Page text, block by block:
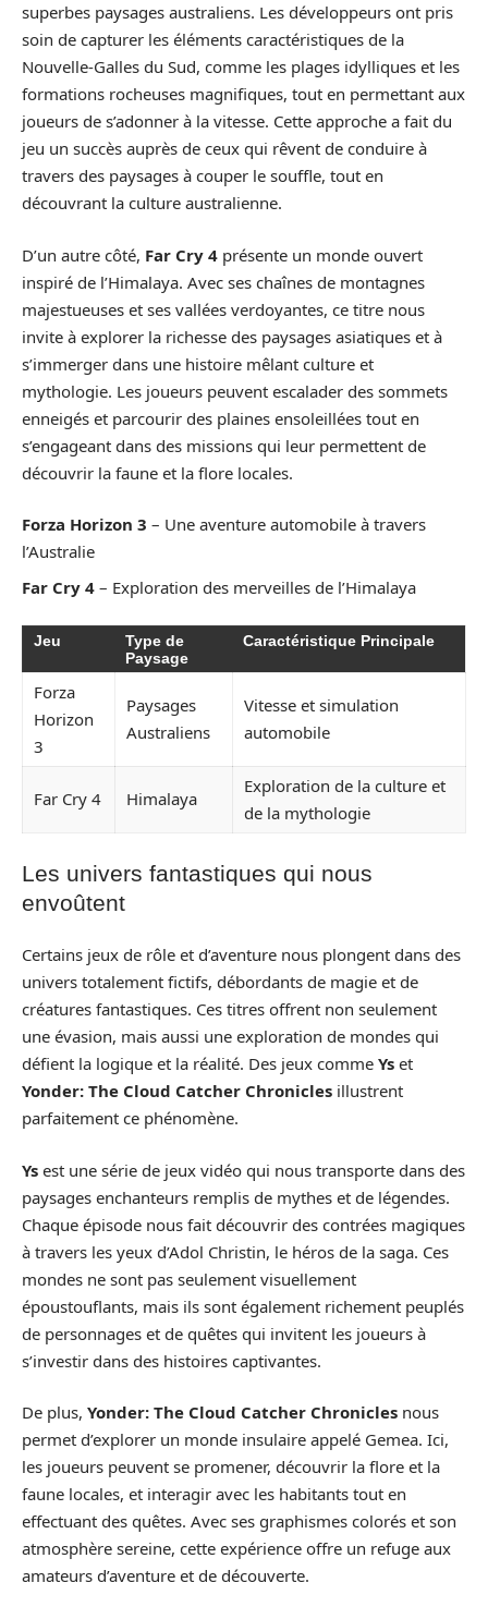
superbes paysages australiens. Les développeurs ont pris
soin de capturer les éléments caractéristiques de la
Nouvelle-Galles du Sud, comme les plages idylliques et les
formations rocheuses magnifiques, tout en permettant aux
joueurs de s’adonner à la vitesse. Cette approche a fait du
jeu un succès auprès de ceux qui rêvent de conduire à
travers des paysages à couper le souffle, tout en
découvrant la culture australienne.
D’un autre côté, Far Cry 4 présente un monde ouvert
inspiré de l’Himalaya. Avec ses chaînes de montagnes
majestueuses et ses vallées verdoyantes, ce titre nous
invite à explorer la richesse des paysages asiatiques et à
s’immerger dans une histoire mêlant culture et
mythologie. Les joueurs peuvent escalader des sommets
enneigés et parcourir des plaines ensoleillées tout en
s’engageant dans des missions qui leur permettent de
découvrir la faune et la flore locales.
Forza Horizon 3 – Une aventure automobile à travers
l’Australie
Far Cry 4 – Exploration des merveilles de l’Himalaya
Jeu
Type de
Paysage
Caractéristique Principale
Forza
Horizon
3
Paysages
Australiens
Vitesse et simulation
automobile
Far Cry 4 Himalaya
Exploration de la culture et
de la mythologie
Les univers fantastiques qui nous
envoûtent
Certains jeux de rôle et d’aventure nous plongent dans des
univers totalement fictifs, débordants de magie et de
créatures fantastiques. Ces titres offrent non seulement
une évasion, mais aussi une exploration de mondes qui
défient la logique et la réalité. Des jeux comme Ys et
Yonder: The Cloud Catcher Chronicles illustrent
parfaitement ce phénomène.
Ys est une série de jeux vidéo qui nous transporte dans des
paysages enchanteurs remplis de mythes et de légendes.
Chaque épisode nous fait découvrir des contrées magiques
à travers les yeux d’Adol Christin, le héros de la saga. Ces
mondes ne sont pas seulement visuellement
époustouflants, mais ils sont également richement peuplés
de personnages et de quêtes qui invitent les joueurs à
s’investir dans des histoires captivantes.
De plus, Yonder: The Cloud Catcher Chronicles nous
permet d’explorer un monde insulaire appelé Gemea. Ici,
les joueurs peuvent se promener, découvrir la flore et la
faune locales, et interagir avec les habitants tout en
effectuant des quêtes. Avec ses graphismes colorés et son
atmosphère sereine, cette expérience offre un refuge aux
amateurs d’aventure et de découverte.